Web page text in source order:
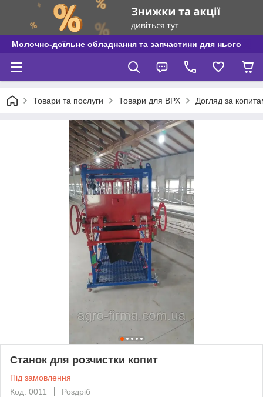
Молочно-доїльне обладнання та запчастини для нього
Товари та послуги Товари для ВРХ Догляд за
Станок для розчистки копит
Під замовлення
Код: 0011
Роздріб